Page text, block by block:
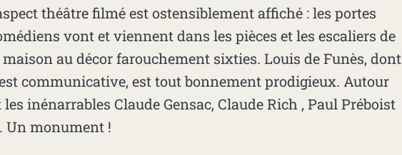
théâtre filmé est ostensiblement affiché : les portes
vont et viennent dans les pièces et les escaliers de
au décor farouchement sixties. Louis de Funès, dont
communicative, est tout bonnement prodigieux. Autour
les inénarrables Claude Gensac, Claude Rich , Paul Préboist
Un monument !